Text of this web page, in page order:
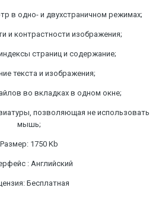
в одно- и двухстраничном режимах;
и контрастности изображения;
страниц и содержание;
текста и изображения;
во вкладках в одном окне;
позволяющая не использовать
мышь;
Размер: 1750 Kb
: Английский
Бесплатная